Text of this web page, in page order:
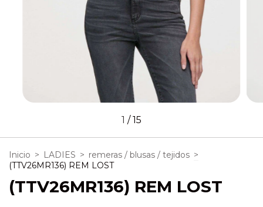
1 /15
Inicio > LADIES > remeras / blusas / tejidos >
(TTV26MR136) REM LOST
(TTV26MR136) REM LOST